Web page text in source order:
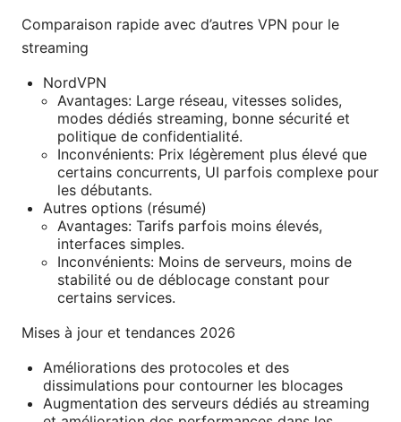
Comparaison rapide avec d’autres VPN pour le
streaming
NordVPN
Avantages: Large réseau, vitesses solides,
modes dédiés streaming, bonne sécurité et
politique de confidentialité.
Inconvénients: Prix légèrement plus élevé que
certains concurrents, UI parfois complexe pour
les débutants.
Autres options (résumé)
Avantages: Tarifs parfois moins élevés,
interfaces simples.
Inconvénients: Moins de serveurs, moins de
stabilité ou de déblocage constant pour
certains services.
Mises à jour et tendances 2026
Améliorations des protocoles et des
dissimulations pour contourner les blocages
Augmentation des serveurs dédiés au streaming